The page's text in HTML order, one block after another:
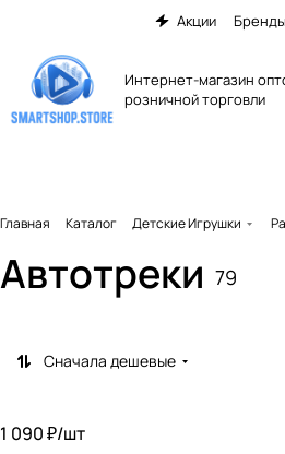
Акции Бренды
Интернет-магазин
розничной торговли
Главная Каталог Детские Игрушки
Автотреки 79
Сначала дешевые
1 090 ₽/шт